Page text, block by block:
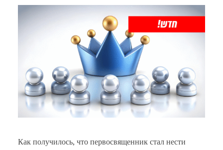
Как получилось, что первосвященник стал нести